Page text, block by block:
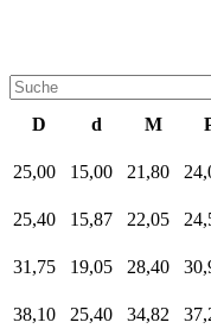
D d M
25,00
15,00 21,80
25,40
15,87 22,05
31,75
19,05 28,40
38,10
25,40 34,82